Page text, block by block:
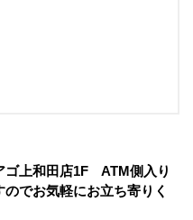
ゴ上和田店1F ATM側入り
でお気軽にお立ち寄りく